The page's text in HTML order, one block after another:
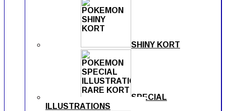
SHINY KORT
SPECIAL
ILLUSTRATIONS